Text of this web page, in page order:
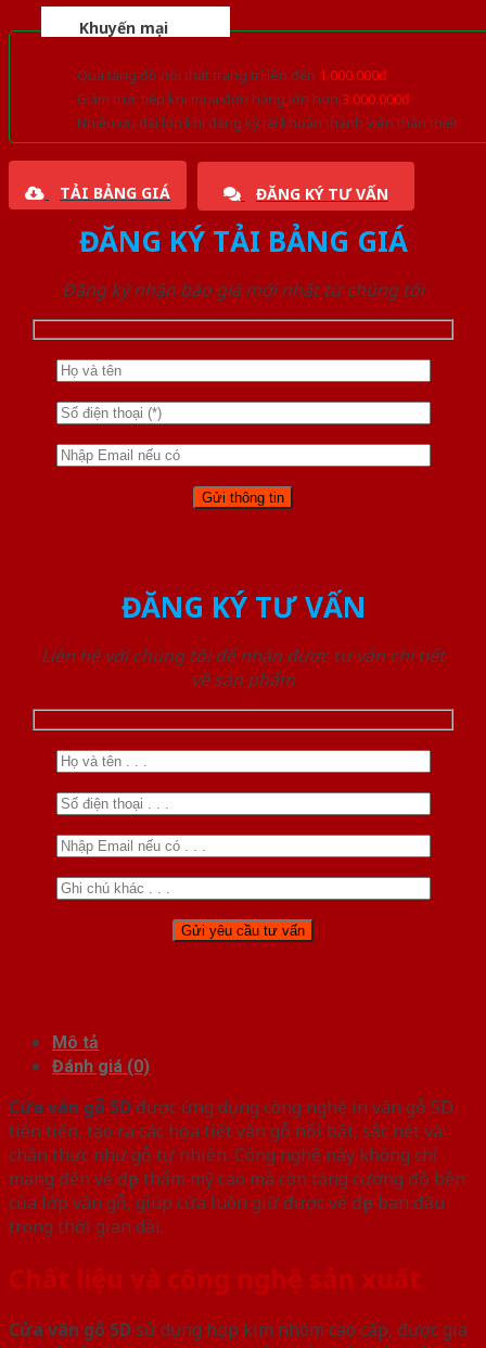
Khuyến mại
Quà tặng đồ nội thất trang trí lên đến 1.000.000đ
Giảm trực tiếp khi mua đơn hàng lớn hơn 3.000.000đ
Nhiều ưu đãi lớn khi đăng ký tài khoản thành viên thân thiết
TẢI BẢNG GIÁ ĐĂNG KÝ TƯ VẤN
ĐĂNG KÝ TẢI BẢNG GIÁ
Đăng ký nhận báo giá mới nhất từ chúng tôi
ĐĂNG KÝ TƯ VẤN
Liên hệ với chúng tôi để nhận được tư vấn chi tiết
về sản phẩm
Mô tả
Đánh giá (0)
Cửa vân gỗ 5D được ứng dụng công nghệ in vân gỗ 5D
tiên tiến, tạo ra các họa tiết vân gỗ nổi bật, sắc nét và
chân thực như gỗ tự nhiên. Công nghệ này không chỉ
mang đến vẻ đẹp thẩm mỹ cao mà còn tăng cường độ bền
của lớp vân gỗ, giúp cửa luôn giữ được vẻ đẹp ban đầu
trong thời gian dài.
Chất liệu và công nghệ sản xuất
Cửa vân gỗ 5Dsử dụng hợp kim nhôm cao cấp, được gia